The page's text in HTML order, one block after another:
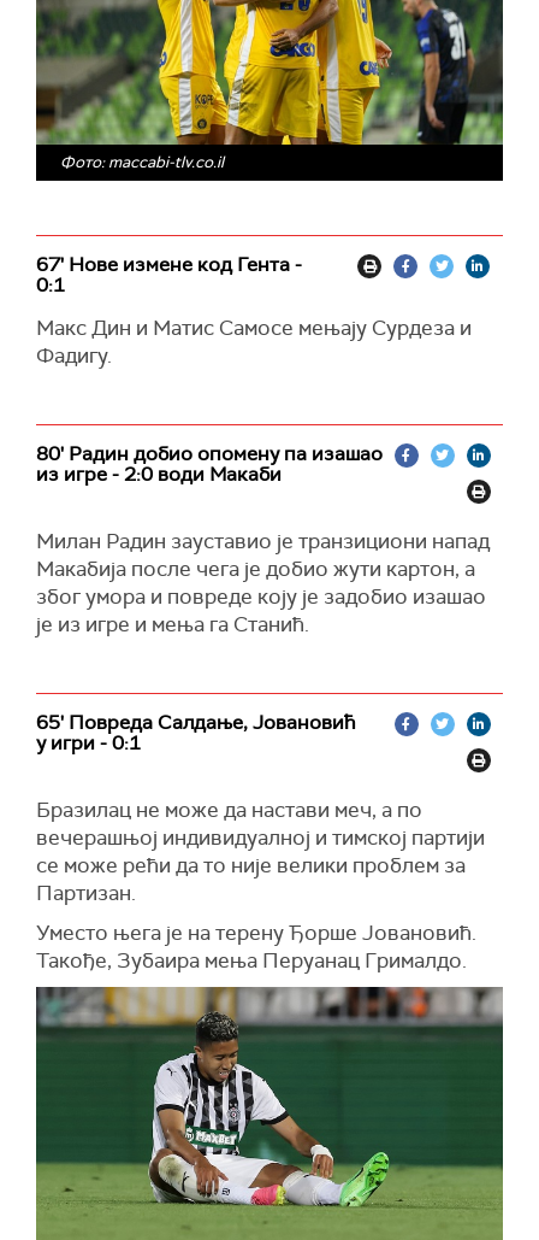
Фото: maccabi-tlv.co.il
67' Нове измене код Гента -
0:1
Макс Дин и Матис Самосе мењају Сурдеза и
Фадигу.
80' Радин добио опомену па изашао
из игре - 2:0 води Макаби
Милан Радин зауставио је транзициони напад
Макабија после чега је добио жути картон, а
због умора и повреде коју је задобио изашао
је из игре и мења га Станић.
65' Повреда Салдање, Јовановић
у игри - 0:1
Бразилац не може да настави меч, а по
вечерашњој индивидуалној и тимској партији
се може рећи да то није велики проблем за
Партизан.
Уместо њега је на терену Ђорше Јовановић.
Такође, Зубаира мења Перуанац Грималдо.